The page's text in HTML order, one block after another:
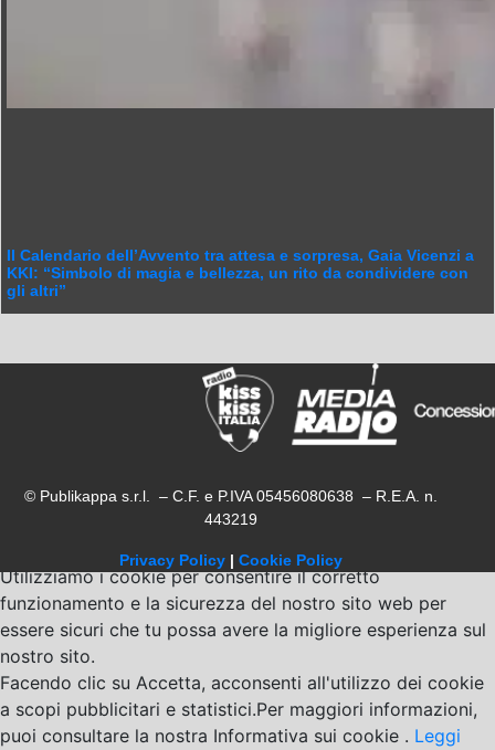
Il Calendario dell’Avvento tra attesa e sorpresa, Gaia Vicenzi a
KKI: “Simbolo di magia e bellezza, un rito da condividere con
gli altri”
© Publikappa s.r.l. – C.F. e P.IVA 05456080638 – R.E.A. n.
443219
Privacy Policy | Cookie Policy
Utilizziamo i cookie per consentire il corretto
funzionamento e la sicurezza del nostro sito web per
essere sicuri che tu possa avere la migliore esperienza sul
nostro sito.
Facendo clic su Accetta, acconsenti all'utilizzo dei cookie
a scopi pubblicitari e statistici.Per maggiori informazioni,
puoi consultare la nostra Informativa sui cookie . Leggi